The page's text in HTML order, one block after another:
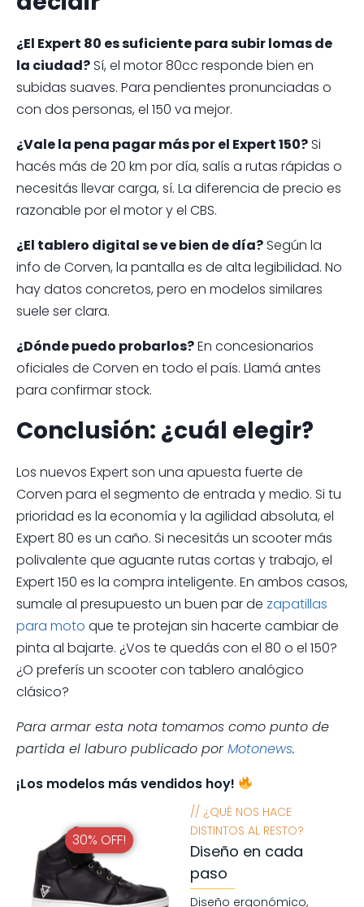
¿El Expert 80 es suficiente para subir lomas de
la ciudad?Sí, el motor 80cc responde bien en
subidas suaves. Para pendientes pronunciadas o
con dos personas, el 150 va mejor.
¿Vale la pena pagar más por el Expert 150?Si
hacés más de 20 km por día, salís a rutas rápidas o
necesitás llevar carga, sí. La diferencia de precio es
razonable por el motor y el CBS.
¿El tablero digital se ve bien de día?Según la
info de Corven, la pantalla es de alta legibilidad. No
hay datos concretos, pero en modelos similares
suele ser clara.
¿Dónde puedo probarlos?En concesionarios
oficiales de Corven en todo el país. Llamá antes
para confirmar stock.
Conclusión: ¿cuál elegir?
Los nuevos Expert son una apuesta fuerte de
Corven para el segmento de entrada y medio. Si tu
prioridad es la economía y la agilidad absoluta, el
Expert 80 es un caño. Si necesitás un scooter más
polivalente que aguante rutas cortas y trabajo, el
Expert 150 es la compra inteligente. En ambos casos,
sumale al presupuesto un buen par de zapatillas
para moto que te protejan sin hacerte cambiar de
pinta al bajarte. ¿Vos te quedás con el 80 o el 150?
¿O preferís un scooter con tablero analógico
clásico?
Para armar esta nota tomamos como punto de
partida el laburo publicado por Motonews.
¡Los modelos más vendidos hoy!
30% OFF!
// ¿QUÉ NOS HACE
DISTINTOS AL RESTO?
Diseño en cada
paso
Diseño ergonómico,